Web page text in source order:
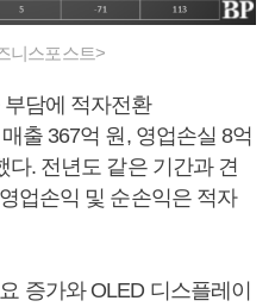
니스포스트>
담에 적자전환
출 367억 원, 영업손실 8억
다. 전년도 같은 기간과 견
업손익 및 순손익은 적자
증가와 OLED 디스플레이